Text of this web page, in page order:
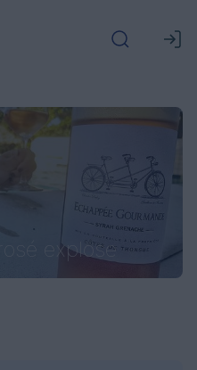
explose